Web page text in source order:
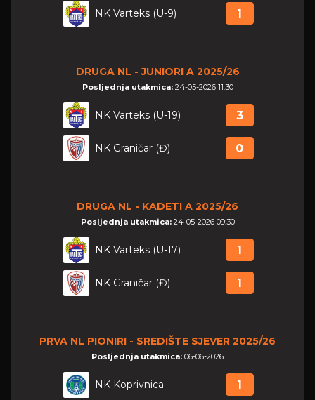
NK Varteks (U-9) 1
DRUGA NL - JUNIORI A 2025/26
Posljednja utakmica: 24-05-2026 11:30
NK Varteks (U-19) 3
NK Graničar (Đ) 0
DRUGA NL - KADETI A 2025/26
Posljednja utakmica: 24-05-2026 09:30
NK Varteks (U-17) 1
NK Graničar (Đ) 1
PRVA NL PIONIRI - SREDIŠTE SJEVER 2025/26
Posljednja utakmica: 06-06-2026
NK Koprivnica 1